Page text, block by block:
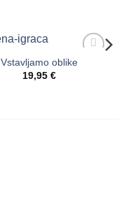
Dodaj
Vstavljamo oblike
19,95 €